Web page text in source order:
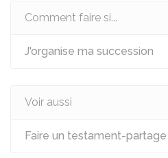
Comment faire si...
J'organise ma succession
Voir aussi
Faire un testament-partage